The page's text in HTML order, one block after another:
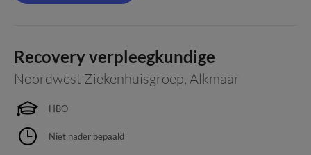
Recovery verpleegkundige
Noordwest Ziekenhuisgroep, Alkmaar
HBO
Niet nader bepaald